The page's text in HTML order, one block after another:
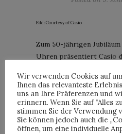
Bild: Courtesy of Casio
Zum 50-jährigen
Uhren präsentiert Casio
beim näheren Hinsehen
dem kompakten Modell,
eine Digitaluhr, die als
Die Mini-Uhr spannt den
klassischerG-Shock-
Wir verwenden Cookies auf
Ihnen das relevanteste
uns an Ihre Präferenzen und
erinnern. Wenn Sie auf "Alles
stimmen Sie der Verwendung
Sie können jedoch auch die
öffnen, um eine individuelle